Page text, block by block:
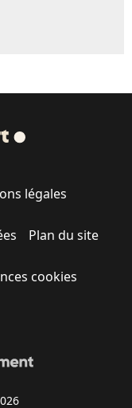
légales
Plan du site
cookies